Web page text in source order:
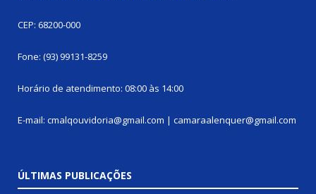
CEP: 68200-000
Fone: (93) 99131-8259
Horário de atendimento: 08:00 às 14:00
E-mail: cmalqouvidoria@gmail.com | camaraalenquer@gmail.com
ÚLTIMAS PUBLICAÇÕES